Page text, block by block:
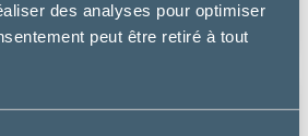
des analyses pour optimiser
peut être retiré à tout
27.26€